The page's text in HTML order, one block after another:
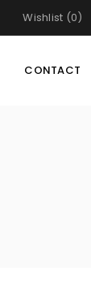
Wishlist (0)
CONTACT